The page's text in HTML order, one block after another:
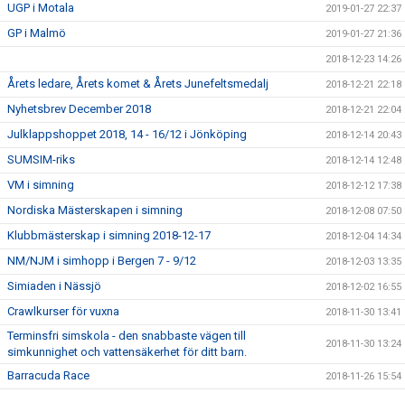
UGP i Motala 2019-01-27 22:37
GP i Malmö 2019-01-27 21:36
2018-12-23 14:26
Årets ledare, Årets komet & Årets Junefeltsmedalj 2018-12-21 22:18
Nyhetsbrev December 2018 2018-12-21 22:04
Julklappshoppet 2018, 14 - 16/12 i Jönköping 2018-12-14 20:43
SUMSIM-riks 2018-12-14 12:48
VM i simning 2018-12-12 17:38
Nordiska Mästerskapen i simning 2018-12-08 07:50
Klubbmästerskap i simning 2018-12-17 2018-12-04 14:34
NM/NJM i simhopp i Bergen 7 - 9/12 2018-12-03 13:35
Simiaden i Nässjö 2018-12-02 16:55
Crawlkurser för vuxna 2018-11-30 13:41
Terminsfri simskola - den snabbaste vägen till
simkunnighet och vattensäkerhet för ditt barn.
2018-11-30 13:24
Barracuda Race 2018-11-26 15:54